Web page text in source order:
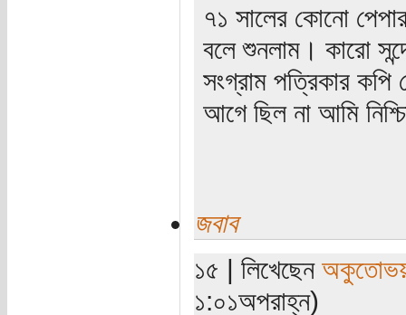
৭১ সালের কোনো
বলে শুনলাম। কারো
সংগ্রাম পত্রিকার
আগে ছিল না আমি
জবাব
১৫ | লিখেছেন অকুতোভয়
১:০১অপরাহ্ন)